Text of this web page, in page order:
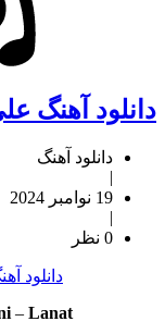
دانلود آهنگ
دانلود آهنگ
|
19 نوامبر 2024
|
0 نظر
دانلود
– Lanat